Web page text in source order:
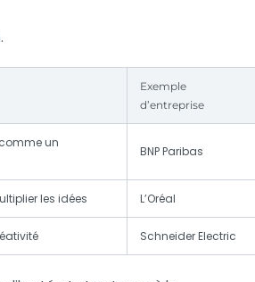
Exemple
d’entreprise
un
BNP Paribas
les idées L’Oréal
Schneider Electric